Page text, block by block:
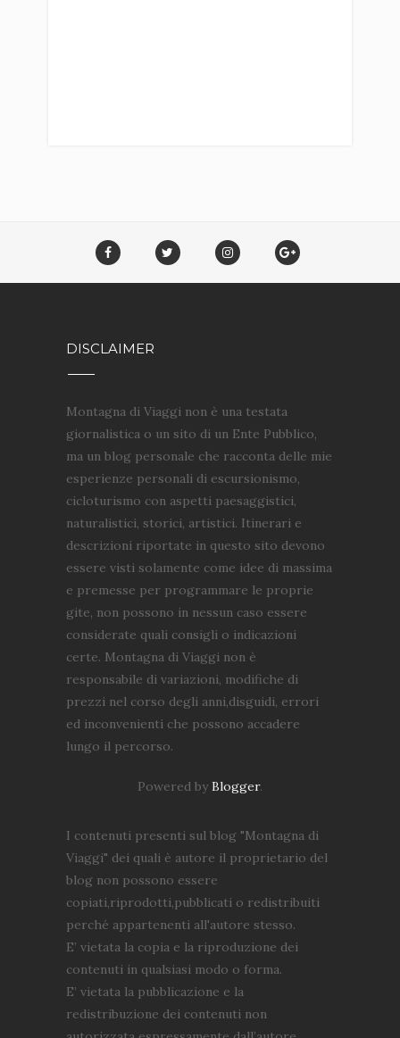
DISCLAIMER
Montagna di Viaggi non è una testata
giornalistica o un sito di un Ente Pubblico,
ma un blog personale che racconta delle mie
esperienze personali di escursionismo,
cicloturismo con aspetti paesaggistici,
naturalistici, storici, artistici. Itinerari e
descrizioni riportate in questo sito devono
essere visti solamente come idee di massima
e premesse per programmare le proprie
gite, non possono in nessun caso essere
considerate quali consigli o indicazioni
certe. Montagna di Viaggi non è
responsabile di variazioni, modifiche di
prezzi nel corso degli anni,disguidi, errori
ed inconvenienti che possono accadere
lungo il percorso.
Powered byBlogger.
I contenuti presenti sul blog "Montagna di
Viaggi" dei quali è autore il proprietario del
blog non possono essere
copiati,riprodotti,pubblicati o redistribuiti
perché appartenenti all'autore stesso.
E’ vietata la copia e la riproduzione dei
contenuti in qualsiasi modo o forma.
E’ vietata la pubblicazione e la
redistribuzione dei contenuti non